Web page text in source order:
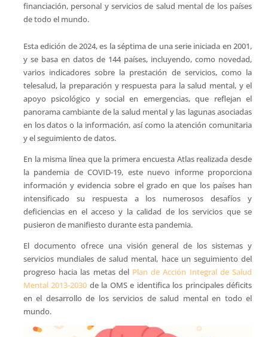
financiación, personal y servicios de salud mental de los países
de todo el mundo.
Esta edición de 2024, es la séptima de una serie iniciada en 2001,
y se basa en datos de 144 países, incluyendo, como novedad,
varios indicadores sobre la prestación de servicios, como la
telesalud, la preparación y respuesta para la salud mental, y el
apoyo psicológico y social en emergencias, que reflejan el
panorama cambiante de la salud mental y las lagunas asociadas
en los datos o la información, así como la atención comunitaria
y el seguimiento de datos.
En la misma línea que la primera encuesta Atlas realizada desde
la pandemia de COVID-19, este nuevo informe proporciona
información y evidencia sobre el grado en que los países han
intensificado su respuesta a los numerosos desafíos y
deficiencias en el acceso y la calidad de los servicios que se
pusieron de manifiesto durante esta pandemia.
El documento ofrece una visión general de los sistemas y
servicios mundiales de salud mental, hace un seguimiento del
progreso hacia las metas del Plan de Acción Integral de Salud
Mental 2013-2030 de la OMS e identifica los principales déficits
en el desarrollo de los servicios de salud mental en todo el
mundo.